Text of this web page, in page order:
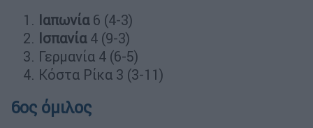
Ιαπωνία6 (4-3)
Ισπανία4 (9-3)
Γερμανία 4 (6-5)
Κόστα Ρίκα 3 (3-11)
6ος όμιλος